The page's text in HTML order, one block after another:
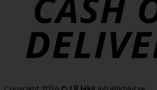
Copyright 2026 © LR Hjul . info@lrhjul.se